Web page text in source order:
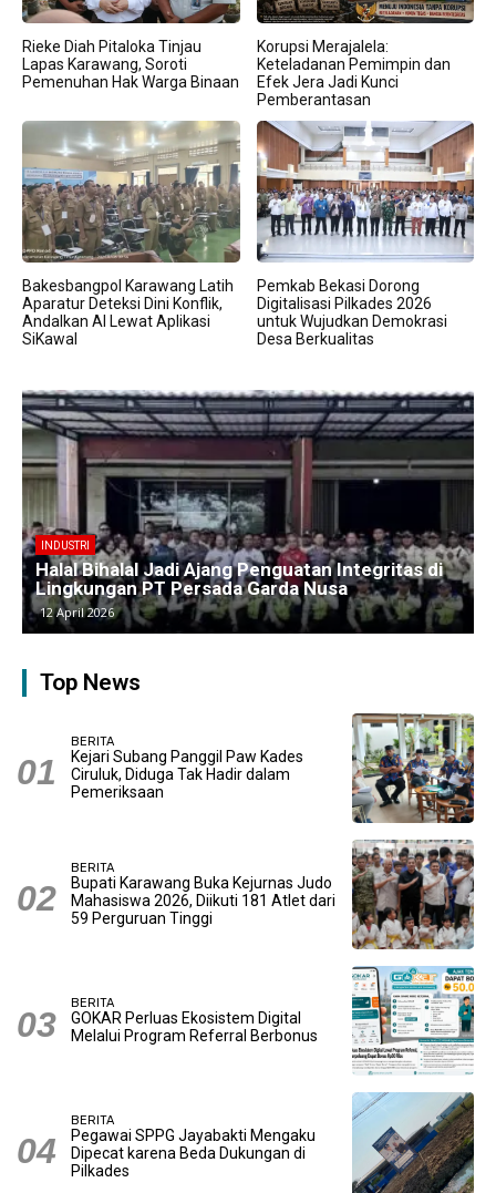
Rieke Diah Pitaloka Tinjau
Lapas Karawang, Soroti
Pemenuhan Hak Warga Binaan
Korupsi Merajalela:
Keteladanan Pemimpin dan
Efek Jera Jadi Kunci
Pemberantasan
Bakesbangpol Karawang Latih
Aparatur Deteksi Dini Konflik,
Andalkan AI Lewat Aplikasi
SiKawal
Pemkab Bekasi Dorong
Digitalisasi Pilkades 2026
untuk Wujudkan Demokrasi
Desa Berkualitas
BERITA
Kawasan Industri Cikarang Kembali Padat,
Produksi dan Logistik Beroperasi Penuh”
9 April 2026
Top News
BERITA
Kejari Subang Panggil Paw Kades
Ciruluk, Diduga Tak Hadir dalam
Pemeriksaan
BERITA
Bupati Karawang Buka Kejurnas Judo
Mahasiswa 2026, Diikuti 181 Atlet dari
59 Perguruan Tinggi
BERITA
GOKAR Perluas Ekosistem Digital
Melalui Program Referral Berbonus
BERITA
Pegawai SPPG Jayabakti Mengaku
Dipecat karena Beda Dukungan di
Pilkades